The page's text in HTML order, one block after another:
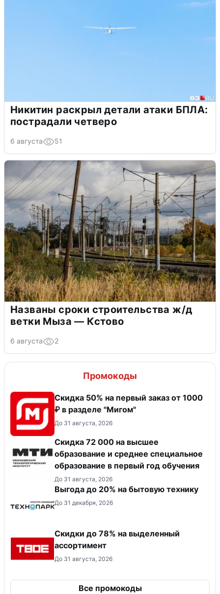
Никитин раскрыл детали атаки БПЛА:
пострадали четверо
6 августа 51
Названы сроки строительства ж/д
ветки Мыза — Кстово
6 августа 2
Промокоды
Скидка 50% на первый заказ от 1000
₽ в разделе "Мигом"
До 31 августа, 2026
Скидка 72 000 на высшее
образование и среднее специальное
образование в первый год обучения
До 31 августа, 2026
Выгода до 20% на бытовую технику
До 31 декабря, 2026
Скидки до 78% на выделенный
ассортимент
До 31 августа, 2026
Все промокоды